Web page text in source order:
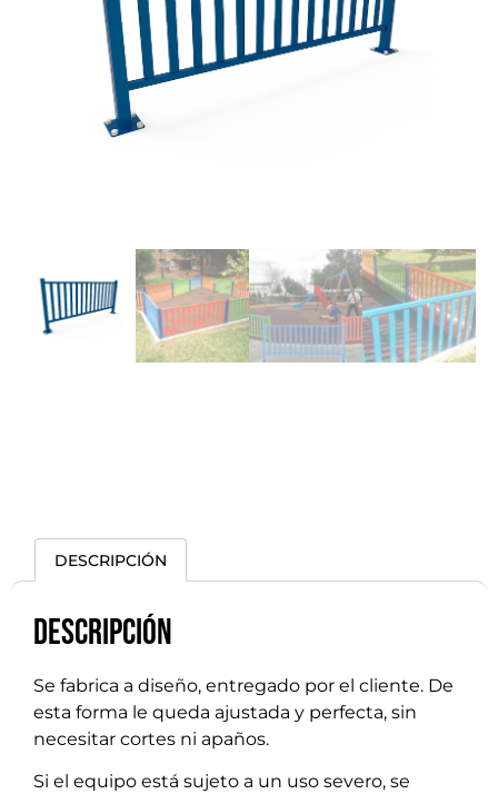
DESCRIPCIÓN
Descripción
Se fabrica a diseño, entregado por el cliente. De
esta forma le queda ajustada y perfecta, sin
necesitar cortes ni apaños.
Si el equipo está sujeto a un uso severo, se